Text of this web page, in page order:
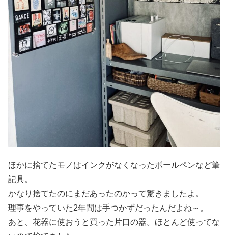
ほかに捨てたモノはインクがなくなったボールペンなど筆
記具。
かなり捨てたのにまだあったのかって驚きましたよ。
理事をやっていた2年間は手つかずだったんだよね～。
あと、花器に使おうと買った片口の器。ほとんど使ってな